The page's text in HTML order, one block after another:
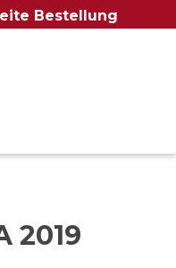
Bestellung
2019